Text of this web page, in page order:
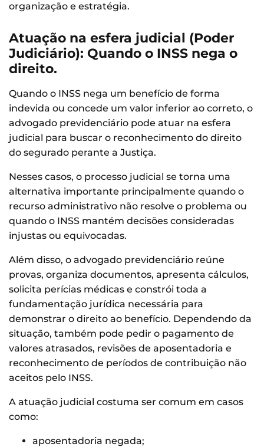
organização e estratégia.
Atuação na esfera judicial (Poder
Judiciário): Quando o INSS nega o
direito.
Quando o INSS nega um benefício de forma
indevida ou concede um valor inferior ao correto, o
advogado previdenciário pode atuar na esfera
judicial para buscar o reconhecimento do direito
do segurado perante a Justiça.
Nesses casos, o processo judicial se torna uma
alternativa importante principalmente quando o
recurso administrativo não resolve o problema ou
quando o INSS mantém decisões consideradas
injustas ou equivocadas.
Além disso, o advogado previdenciário reúne
provas, organiza documentos, apresenta cálculos,
solicita perícias médicas e constrói toda a
fundamentação jurídica necessária para
demonstrar o direito ao benefício. Dependendo da
situação, também pode pedir o pagamento de
valores atrasados, revisões de aposentadoria e
reconhecimento de períodos de contribuição não
aceitos pelo INSS.
A atuação judicial costuma ser comum em casos
como:
aposentadoria negada;